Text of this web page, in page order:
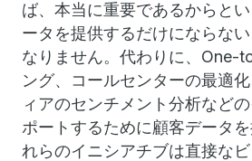
ば、本当に重要であるからと
ータを提供するだけにならな
なりません。代わりに、One-
ング、コールセンターの最適
ィアのセンチメント分析など
ポートするために顧客データ
れらのイニシアチブは直接な